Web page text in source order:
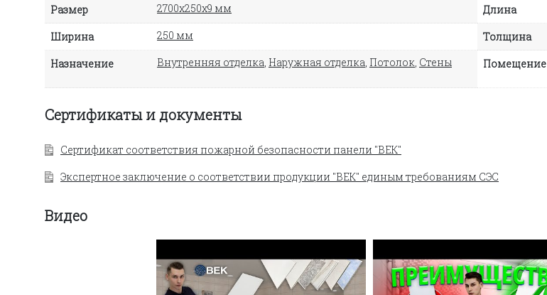
Размер 2700х250х9 мм Длина
Ширина 250 мм Толщина
Назначение Внутренняя отделка Наружная отделка Потолок Стены Помещение
Сертификаты и документы
Сертификат соответствия пожарной безопасности панели "ВЕК"
Экспертное заключение о соответствии продукции "ВЕК" единым требованиям СЭС
Видео